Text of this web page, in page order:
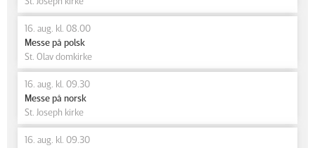
16. aug. kl. 08.00
Messe på polsk
St. Olav domkirke
16. aug. kl. 09.30
Messe på norsk
St. Joseph kirke
16. aug. kl. 09.30